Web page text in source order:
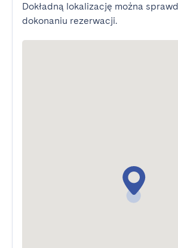
Dokładną lokalizację można
dokonaniu rezerwacji.